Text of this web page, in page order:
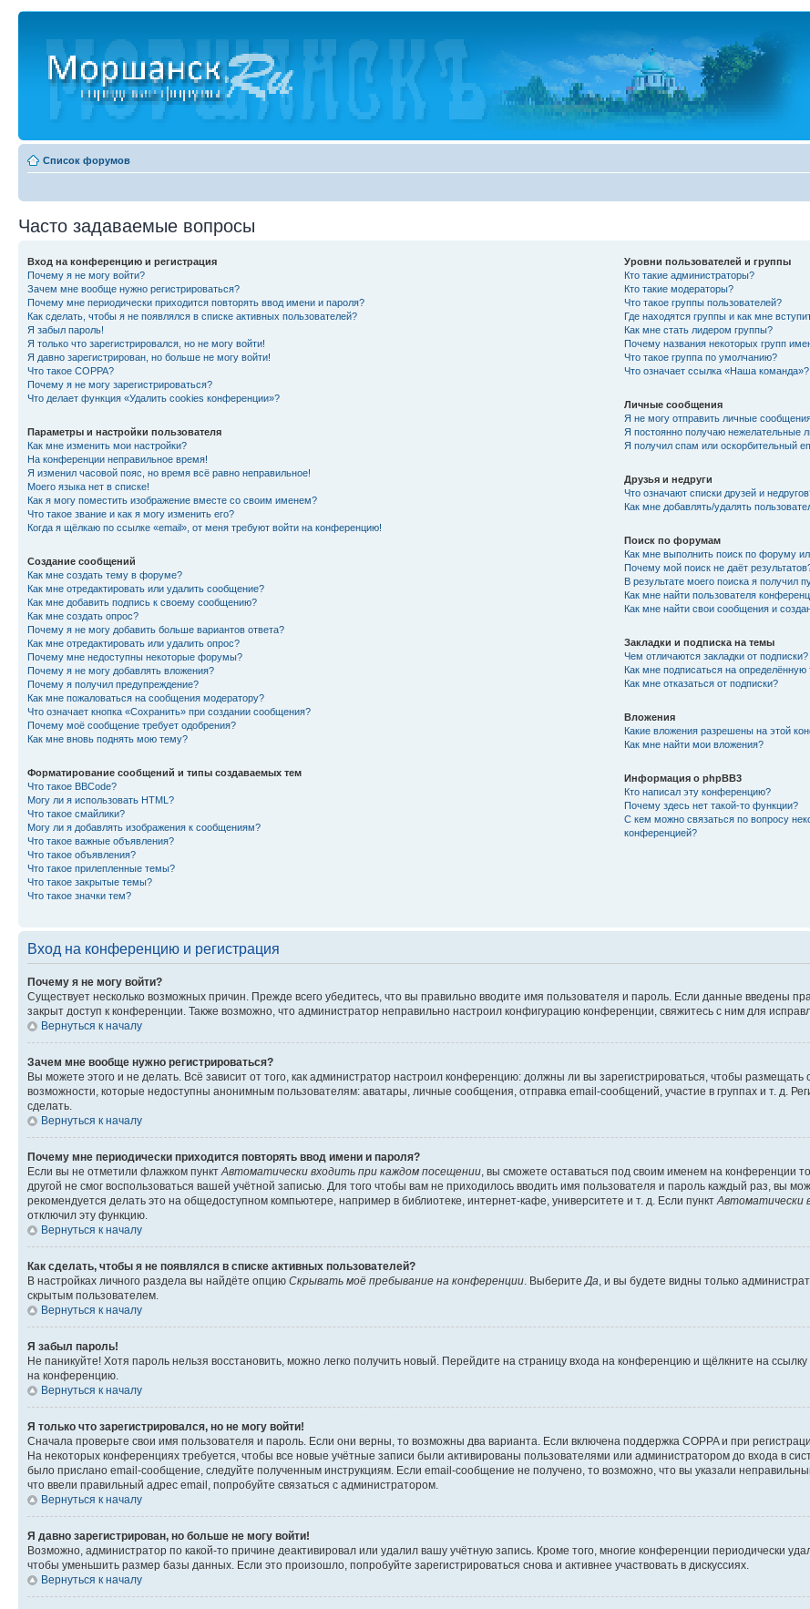
Список форумов
Часто задаваемые вопросы
Вход на конференцию и регистрация
Почему я не могу войти?
Зачем мне вообще нужно регистрироваться?
Почему мне периодически приходится повторять ввод имени и пароля?
Как сделать, чтобы я не появлялся в списке активных пользователей?
Я забыл пароль!
Я только что зарегистрировался, но не могу войти!
Я давно зарегистрирован, но больше не могу войти!
Что такое COPPA?
Почему я не могу зарегистрироваться?
Что делает функция «Удалить cookies конференции»?
Параметры и настройки пользователя
Как мне изменить мои настройки?
На конференции неправильное время!
Я изменил часовой пояс, но время всё равно неправильное!
Моего языка нет в списке!
Как я могу поместить изображение вместе со своим именем?
Что такое звание и как я могу изменить его?
Когда я щёлкаю по ссылке «email», от меня требуют войти на конференцию!
Создание сообщений
Как мне создать тему в форуме?
Как мне отредактировать или удалить сообщение?
Как мне добавить подпись к своему сообщению?
Как мне создать опрос?
Почему я не могу добавить больше вариантов ответа?
Как мне отредактировать или удалить опрос?
Почему мне недоступны некоторые форумы?
Почему я не могу добавлять вложения?
Почему я получил предупреждение?
Как мне пожаловаться на сообщения модератору?
Что означает кнопка «Сохранить» при создании сообщения?
Почему моё сообщение требует одобрения?
Как мне вновь поднять мою тему?
Форматирование сообщений и типы создаваемых тем
Что такое BBCode?
Могу ли я использовать HTML?
Что такое смайлики?
Могу ли я добавлять изображения к сообщениям?
Что такое важные объявления?
Что такое объявления?
Что такое прилепленные темы?
Что такое закрытые темы?
Что такое значки тем?
Уровни пользователей и группы
Кто такие администраторы?
Кто такие модераторы?
Что такое группы пользователей?
Где находятся группы и как мне
Как мне стать лидером группы?
Почему названия некоторых групп
Что такое группа по умолчанию?
Что означает ссылка «Наша команда»?
Личные сообщения
Я не могу отправить личные
Я постоянно получаю нежелательные
Я получил спам или оскорбительный
Друзья и недруги
Что означают списки друзей и
Как мне добавлять/удалять
Поиск по форумам
Как мне выполнить поиск по форуму
Почему мой поиск не даёт
В результате моего поиска я получил
Как мне найти пользователя
Как мне найти свои сообщения и
Закладки и подписка на темы
Чем отличаются закладки от подписки?
Как мне подписаться на
Как мне отказаться от подписки?
Вложения
Какие вложения разрешены на этой
Как мне найти мои вложения?
Информация о phpBB3
Кто написал эту конференцию?
Почему здесь нет такой-то функции?
С кем можно связаться по вопросу
конференцией?
Вход на конференцию и регистрация
Почему я не могу войти?
Существует несколько возможных причин. Прежде всего убедитесь, что вы правильно вводите имя пользователя и пароль. Если данные введены
закрыт доступ к конференции. Также возможно, что администратор неправильно настроил конфигурацию конференции, свяжитесь с ним для
Вернуться к началу
Зачем мне вообще нужно регистрироваться?
Вы можете этого и не делать. Всё зависит от того, как администратор настроил конференцию: должны ли вы зарегистрироваться, чтобы
возможности, которые недоступны анонимным пользователям: аватары, личные сообщения, отправка email-сообщений, участие в группах и т. д.
сделать.
Вернуться к началу
Почему мне периодически приходится повторять ввод имени и пароля?
Если вы не отметили флажком пунктАвтоматически входить при каждом посещении, вы сможете оставаться под своим именем на конференции
другой не смог воспользоваться вашей учётной записью. Для того чтобы вам не приходилось вводить имя пользователя и пароль каждый раз, вы
рекомендуется делать это на общедоступном компьютере, например в библиотеке, интернет-кафе, университете и т. д. Если пунктАвтоматически
отключил эту функцию.
Вернуться к началу
Как сделать, чтобы я не появлялся в списке активных пользователей?
В настройках личного раздела вы найдёте опцию Скрывать моё пребывание на конференции. ВыберитеДа, и вы будете видны только
скрытым пользователем.
Вернуться к началу
Я забыл пароль!
Не паникуйте! Хотя пароль нельзя восстановить, можно легко получить новый. Перейдите на страницу входа на конференцию и щёлкните на ссылку
на конференцию.
Вернуться к началу
Я только что зарегистрировался, но не могу войти!
Сначала проверьте свои имя пользователя и пароль. Если они верны, то возможны два варианта. Если включена поддержка COPPA и при
На некоторых конференциях требуется, чтобы все новые учётные записи были активированы пользователями или администратором до входа в
было прислано email-сообщение, следуйте полученным инструкциям. Если email-сообщение не получено, то возможно, что вы указали
что ввели правильный адрес email, попробуйте связаться с администратором.
Вернуться к началу
Я давно зарегистрирован, но больше не могу войти!
Возможно, администратор по какой-то причине деактивировал или удалил вашу учётную запись. Кроме того, многие конференции периодически
чтобы уменьшить размер базы данных. Если это произошло, попробуйте зарегистрироваться снова и активнее участвовать в дискуссиях.
Вернуться к началу